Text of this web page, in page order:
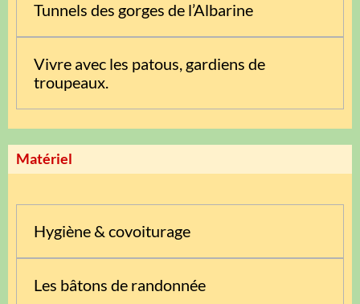
Tunnels des gorges de l’Albarine
Vivre avec les patous, gardiens de
troupeaux.
Matériel
Hygiène & covoiturage
Les bâtons de randonnée